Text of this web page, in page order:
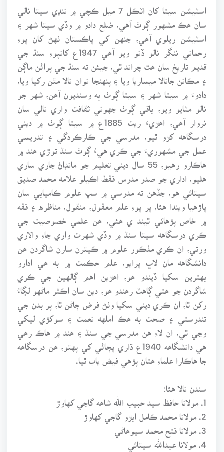
اسٽيشن سيتا کان اٽڪل 7 ميل ڪچي ۾ ننڍي سيتا نالي
سان هڪ مشهور ڳوٺ آهي، ضلع دادو ۾ وڏي سيتا شهر ۽
اسٽيشن ريلوي آهي، جنهن کي پاڪستان ٺهڻ کان پوءِ
رحماني ننگر نالو ڏنو ويو آهي 1947ع کانپوءِ سنڌ جي
قديم تاريخ سان هٿ چراند ٿي، جيئن ته سنڌ جي پراڻن ماڳن
۽ مڪانن جانالا ميساريا ويا ۽ پنهنجا نوان نالا مٿن رکيا ويا،
دادوءَ ۾ سيتا شهر ۽ سيتا ڳوٺ ٻه وسنديون آهن، شهر جو
نالو مٽايو ويو، باقي ڳوٺ جهوني ثقافت واري نالي سان
نروار آهي، اهڙيءَ ريت 1885ع ۾ سيتا ڳوٺ ۾ ديني
درسگاهه کڙو ٿيو، مدرسي جي ڪارڪردگي ۽ تدريسي
عمل جي مشهوريءَ جي ڪري هيءُ ڳوٺ سنڌ توڙي هند ۾
هاڪارو رهيو، 55 سال ديني تعليم جو مانڊاڻ جاري ساري
هليو، اداري جو صدر مدرس فقط اڪيلو علامه محمد صديق
سيتائي هو، جڏهن ته مدرسي ۾ سڀ علوم ڪاميابي سان
پاڙهيا ويندا هئا، پر پوءِ علم معقول، منقول، مناظره ۽ فقه
۾ خاص پڙهائي ٿيند ي هئي، هن علمي خصوصيت جي
ڪري درسگاهه سيتا سنڌ ۾ وڏي شهرت واري جاءِ والاري
ورتي، ان ڪري مذڪور علوم ۾ ڪيترن سارن شاگردن هن
دانشگاهه مان لاڀ پرايو، علم حڪمت ۾ به هي ادارو
بهترين سکيا ڏيندو هو، اهڙين اهم ڳالهين جي ڪري
شاگردن جو هتي ڳاهٽ رهندو هو، دين سان اڪثر ماڻهو لڳاءُ
رکن ٿا، ان ڪري ديني سکيا وٺڻ فرض ڄاڻن ٿا، پر بدن جي
تندرستي ۽ صحت به هڪ املهه نعمت ۽ سوکڙي ليکي
وڃي ٿي، ان لاءِ هن مدرسي جي سنڌ ۽ هند ۾ هاڪ رهي
هي دانشگاهه 1940ع ڌاري پڄاڻي کي پهتو، هن درسگاهه
جا هاڪارا علماءِ هتان پڙهي فيض ياب ٿيا.
سندن نالا هئا:
1. مولانا حافظ سيد حبيب الله شاهه گاجي کهاوڙ